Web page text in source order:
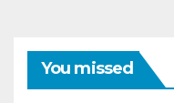
You missed